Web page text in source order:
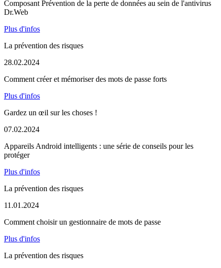
Composant Prévention de la perte de données au sein de l'antivirus
Dr.Web
Plus d'infos
La prévention des risques
28.02.2024
Comment créer et mémoriser des mots de passe forts
Plus d'infos
Gardez un œil sur les choses !
07.02.2024
Appareils Android intelligents : une série de conseils pour les
protéger
Plus d'infos
La prévention des risques
11.01.2024
Comment choisir un gestionnaire de mots de passe
Plus d'infos
La prévention des risques